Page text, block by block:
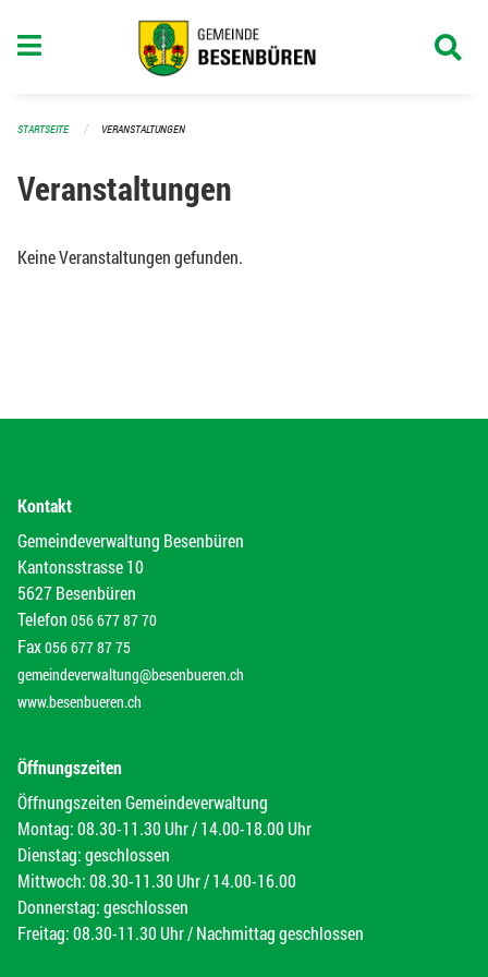
STARTSEITE VERANSTALTUNGEN
Veranstaltungen
Keine Veranstaltungen gefunden.
Kontakt
Gemeindeverwaltung Besenbüren
Kantonsstrasse 10
5627 Besenbüren
Telefon 056 677 87 70
Fax056 677 87 75
gemeindeverwaltung@besenbueren.ch
www.besenbueren.ch
Öffnungszeiten
Öffnungszeiten Gemeindeverwaltung
Montag: 08.30-11.30 Uhr / 14.00-18.00 Uhr
Dienstag: geschlossen
Mittwoch: 08.30-11.30 Uhr / 14.00-16.00
Donnerstag: geschlossen
Freitag: 08.30-11.30 Uhr / Nachmittag geschlossen